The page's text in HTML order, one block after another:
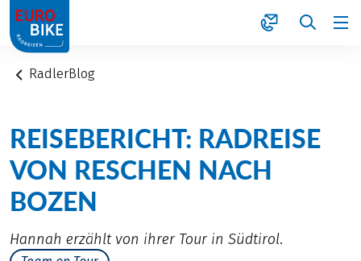
1
RadlerBlog
REISEBERICHT: RADREISE
VON RESCHEN NACH
BOZEN
Hannah erzählt von ihrer Tour in Südtirol.